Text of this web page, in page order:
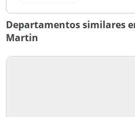
Departamentos similares
Martin